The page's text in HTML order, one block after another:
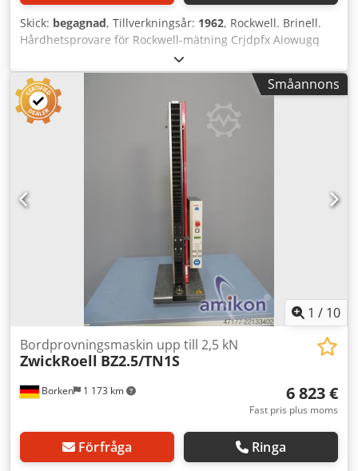
Skick: begagnad, Tillverkningsår: 1962, Rockwell. Brinell.
Hårdhetsprovare för Rockwell-mätning Crjdpfx Aiowugq
Sotof inklusive underrede alla tekniska uppgifter utan
garanti
Småannons
1 / 10
Borken 1 173 km
Bordprovningsmaskin upp till 2,5 kN
ZwickRoell BZ2.5/TN1S
6 823 €
Fast pris plus moms
Förfråga Ringa